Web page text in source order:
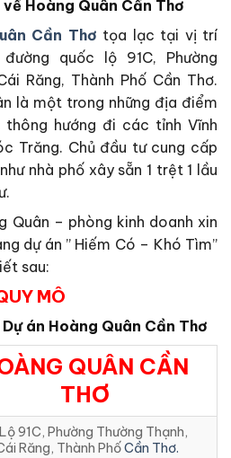
Hoàng Quân Cần Thơ
Cần Thơ tọa lạc tại vị trí
quốc lộ 91C, Phường
Răng, Thành Phố Cần Thơ.
là một trong những địa điểm
hướng đi các tỉnh Vĩnh
Trăng. Chủ đầu tư cung cấp
nhà phố xây sẵn 1 trệt 1 lầu
Quân – phòng kinh doanh xin
dự án ” Hiếm Có – Khó Tìm”
sau:
MÔ
án Hoàng Quân Cần Thơ
QUÂN CẦN
THƠ
91C, Phường Thường Thạnh,
Răng, Thành PhốCần Thơ.